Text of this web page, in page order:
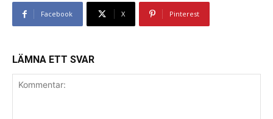
Facebook X Pinterest
LÄMNA ETT SVAR